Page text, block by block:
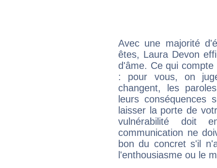
Avec une majorité
êtes, Laura Devon
d'âme. Ce qui
: pour vous, on
changent, les
leurs conséquences
laisser la porte de
vulnérabilité doit
communication ne
bon du concret s'il
l'enthousiasme ou le